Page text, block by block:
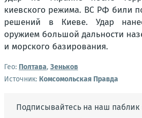
киевского режима. ВС РФ били
решений в Киеве. Удар
оружием большой дальности
и морского базирования.
Гео: Полтава, Зеньков
Источник: Комсомольская Правда
Подписывайтесь на наш паблик